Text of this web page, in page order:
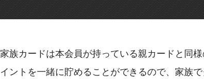
家族カードは本会員が持っている親カードと同
イントを一緒に貯めることができるので、家族